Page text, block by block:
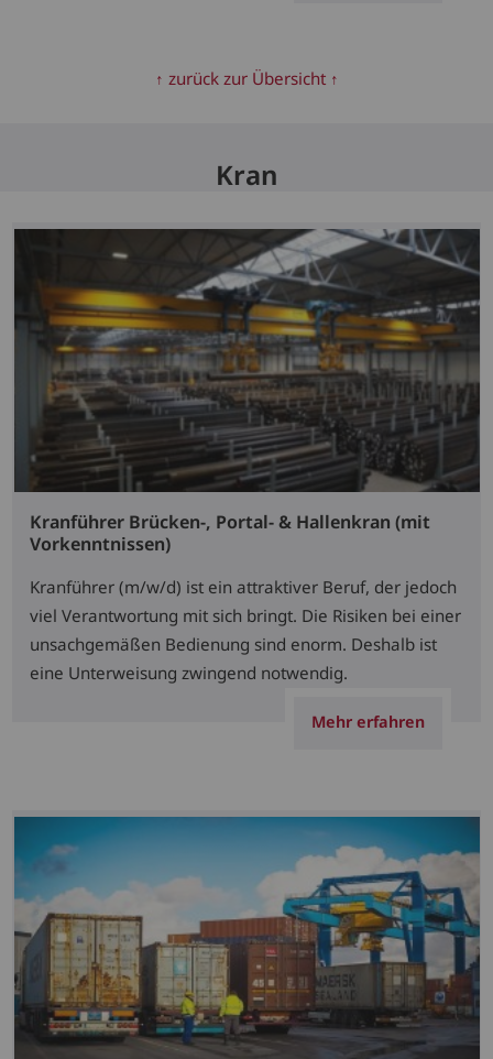
↑ zurück zur Übersicht ↑
Kran
Kranführer Brücken-, Portal- & Hallenkran (mit
Vorkenntnissen)
Kranführer (m/w/d) ist ein attraktiver Beruf, der jedoch
viel Verantwortung mit sich bringt. Die Risiken bei einer
unsachgemäßen Bedienung sind enorm. Deshalb ist
eine Unterweisung zwingend notwendig.
Mehr erfahren